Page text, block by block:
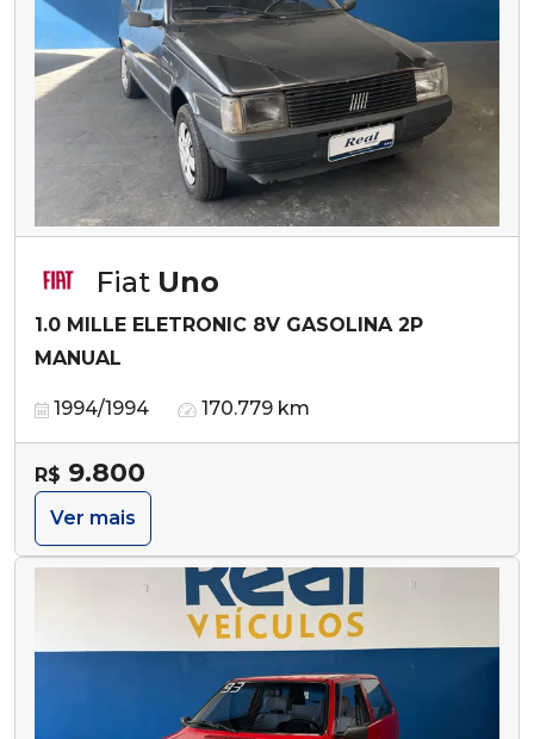
Fiat Uno
1.0 MILLE ELETRONIC 8V GASOLINA 2P
MANUAL
1994/1994 170.779 km
R$ 9.800
Ver mais